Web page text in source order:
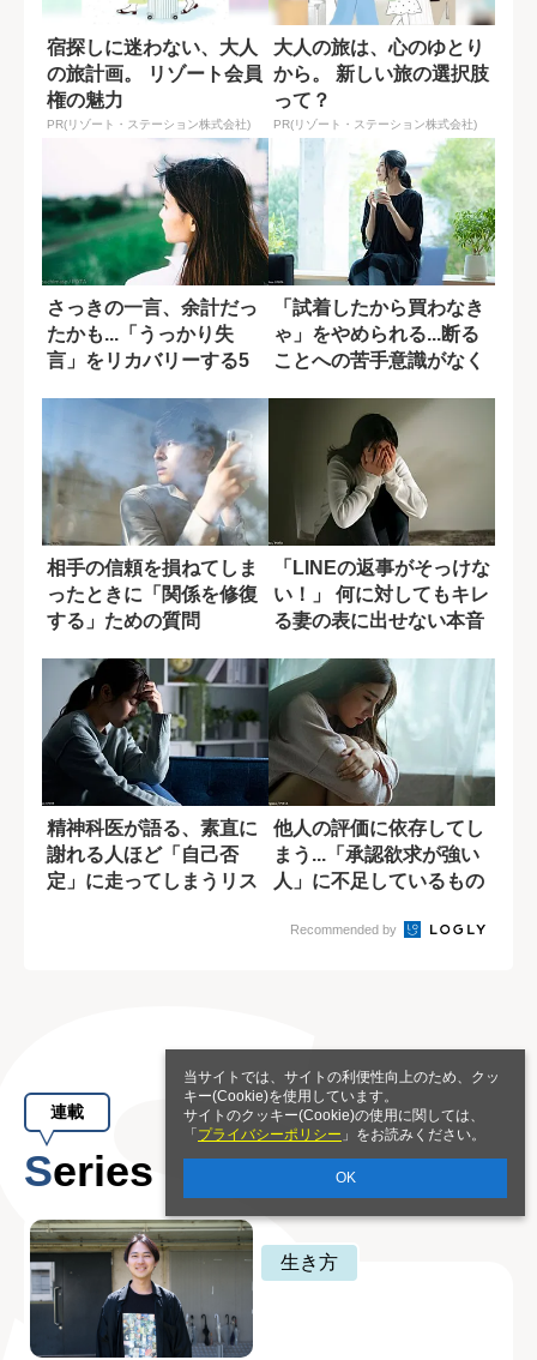
当サイトでは、サイトの利便性向上のため、クッ
キー(Cookie)を使用しています。
サイトのクッキー(Cookie)の使用に関しては、
「 プライバシーポリシー 」をお読みください。
OK
宿探しに迷わない、大人
の旅計画。 リゾート会員
権の魅力
PR(リゾート・ステーション株式会社)
大人の旅は、心のゆとり
から。 新しい旅の選択肢
って？
PR(リゾート・ステーション株式会社)
さっきの一言、余計だっ
たかも...「うっかり失
言」をリカバリーする5
「試着したから買わなき
ゃ」をやめられる...断る
ことへの苦手意識がなく
相手の信頼を損ねてしま
ったときに「関係を修復
する」ための質問
「LINEの返事がそっけな
い！」 何に対してもキレ
る妻の表に出せない本音
精神科医が語る、素直に
謝れる人ほど「自己否
定」に走ってしまうリス
他人の評価に依存してし
まう...「承認欲求が強い
人」に不足しているもの
Recommended by
連載
Series
生き方